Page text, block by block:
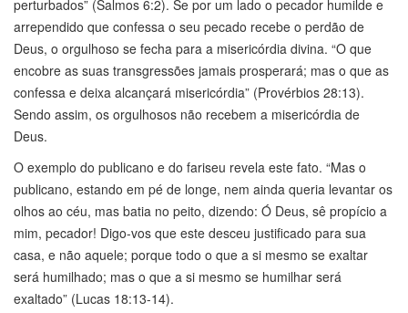
perturbados” (Salmos 6:2). Se por um lado o pecador humilde e
arrependido que confessa o seu pecado recebe o perdão de
Deus, o orgulhoso se fecha para a misericórdia divina. “O que
encobre as suas transgressões jamais prosperará; mas o que as
confessa e deixa alcançará misericórdia” (Provérbios 28:13).
Sendo assim, os orgulhosos não recebem a misericórdia de
Deus.
O exemplo do publicano e do fariseu revela este fato. “Mas o
publicano, estando em pé de longe, nem ainda queria levantar os
olhos ao céu, mas batia no peito, dizendo: Ó Deus, sê propício a
mim, pecador! Digo-vos que este desceu justificado para sua
casa, e não aquele; porque todo o que a si mesmo se exaltar
será humilhado; mas o que a si mesmo se humilhar será
exaltado” (Lucas 18:13-14).